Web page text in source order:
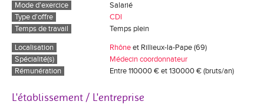
Mode d'exercice
Salarié
Type d'offre
CDI
Temps de travail
Temps plein
Localisation
Rhôneet Rillieux-la-Pape (69)
Spécialité(s)
Médecin coordonnateur
Rémunération
Entre 110000 € et 130000 € (bruts/an)
L'établissement / L'entreprise